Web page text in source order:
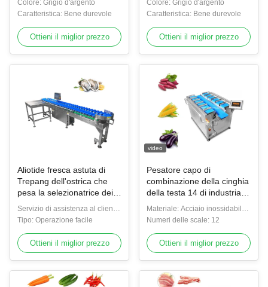
dell'imballaggio fruttifica
Colore: Grigio d'argento
Caratteristica: Bene durevole
Ottieni il miglior prezzo
Weighing della borsa netta
Colore: Grigio d'argento
Caratteristica: Bene durevole
Ottieni il miglior prezzo
Aliotide fresca astuta di
Trepang dell'ostrica che
pesa la selezionatrice dei
frutti di mare dei livelli del
vaglio 1-12
Servizio di assistenza al cliente
fornito: Supporto online
Tipo: Operazione facile
Ottieni il miglior prezzo
video
Pesatore capo di
combinazione della cinghia
della testa 14 di industriale
12 per il tipo della
melanzana del cereale
Materiale: Acciaio inossidabile
SUS304
Numeri delle scale: 12
Ottieni il miglior prezzo